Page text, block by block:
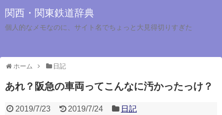
関西・関東鉄道辞典
個人的なメモなのに、サイト名でちょっと大見得切りすぎた
ホーム 日記
あれ？阪急の車両ってこんなに汚かったっけ？
2019/7/23 2019/7/24 日記